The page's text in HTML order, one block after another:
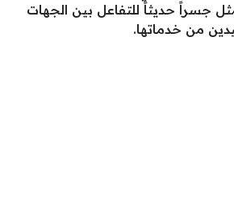
جسراً حديثاً للتفاعل بين الجهات
من خدماتها.